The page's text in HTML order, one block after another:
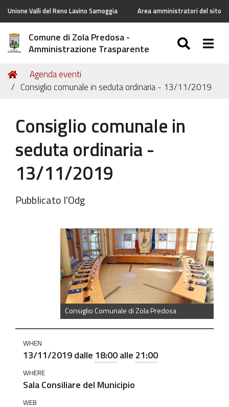
Unione Valli del Reno Lavino Samoggia Area amministratori del sito
Comune di Zola Predosa -
Amministrazione Trasparente
Tu
sei
Home
Agenda eventi
Consiglio comunale in seduta ordinaria - 13/11/2019
Consiglio comunale in
seduta ordinaria -
13/11/2019
Pubblicato l'Odg
Consiglio Comunale di Zola Predosa
https://old.comune.zolapredosa.bo.it/events/consiglio-
ordinaria
13/11/2019
WHEN
13/11/2019dalle 18:00alle 21:00
WHERE
Sala Consiliare del Municipio
WEB